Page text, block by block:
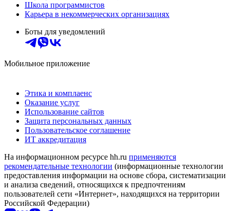
Школа программистов
Карьера в некоммерческих организациях
Боты для уведомлений
Мобильное приложение
Этика и комплаенс
Оказание услуг
Использование сайтов
Защита персональных данных
Пользовательское соглашение
ИТ аккредитация
На информационном ресурсе hh.ru применяются
рекомендательные технологии (информационные технологии
предоставления информации на основе сбора, систематизации
и анализа сведений, относящихся к предпочтениям
пользователей сети «Интернет», находящихся на территории
Российской Федерации)